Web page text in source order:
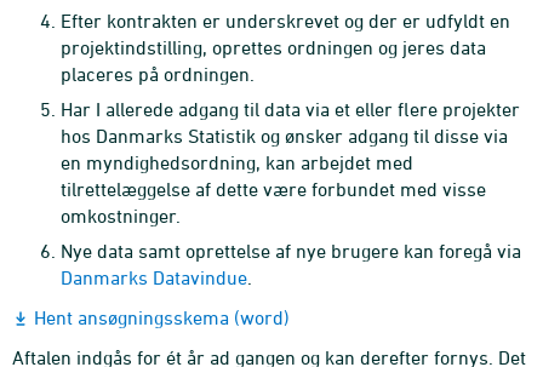
Efter kontrakten er underskrevet og der er udfyldt en
projektindstilling, oprettes ordningen og jeres data
placeres på ordningen.
Har I allerede adgang til data via et eller flere projekter
hos Danmarks Statistik og ønsker adgang til disse via
en myndighedsordning, kan arbejdet med
tilrettelæggelse af dette være forbundet med visse
omkostninger.
Nye data samt oprettelse af nye brugere kan foregå via
Danmarks Datavindue
Hent ansøgningsskema (word)
Aftalen indgås for ét år ad gangen og kan derefter fornys. Det